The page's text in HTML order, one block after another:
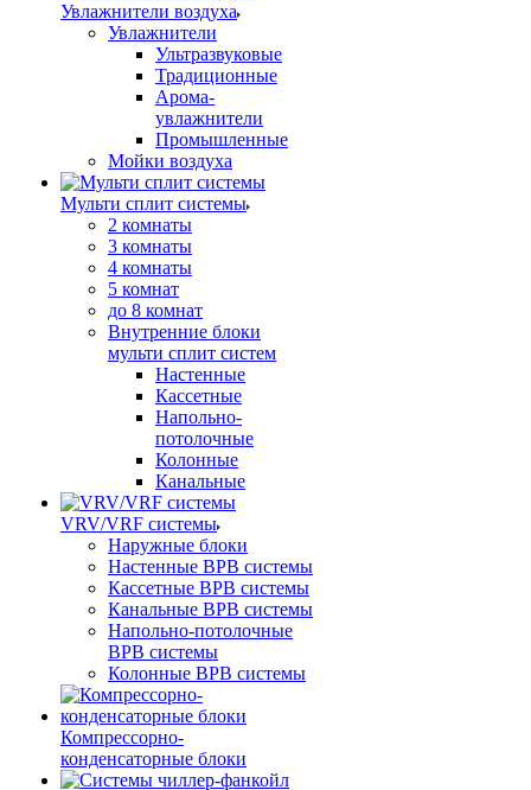
Увлажнители воздуха
Увлажнители
Ультразвуковые
Традиционные
Арома-
увлажнители
Промышленные
Мойки воздуха
Мульти сплит системы
2 комнаты
3 комнаты
4 комнаты
5 комнат
до 8 комнат
Внутренние блоки
мульти сплит систем
Настенные
Кассетные
Напольно-
потолочные
Колонные
Канальные
VRV/VRF системы
Наружные блоки
Настенные ВРВ системы
Кассетные ВРВ системы
Канальные ВРВ системы
Напольно-потолочные
ВРВ системы
Колонные ВРВ системы
Компрессорно-
конденсаторные блоки